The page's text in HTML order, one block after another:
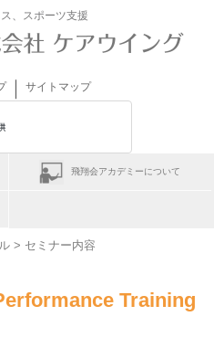
、スポーツ支援
｜ サイトマップ
飛翔会アカデミーについて
> セミナー内容
Training